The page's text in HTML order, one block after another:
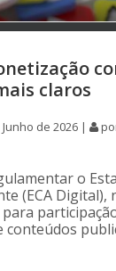
claros
de 2026 |
o
(ECA Digital),
conteúdos